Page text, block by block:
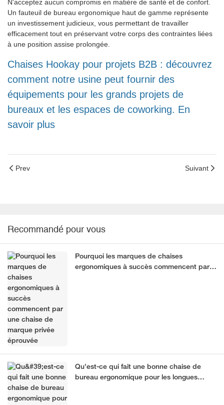
N'acceptez aucun compromis en matière de santé et de confort.
Un fauteuil de bureau ergonomique haut de gamme représente
un investissement judicieux, vous permettant de travailler
efficacement tout en préservant votre corps des contraintes liées
à une position assise prolongée.
Chaises Hookay pour projets B2B : découvrez
comment notre usine peut fournir des
équipements pour les grands projets de
bureaux et les espaces de coworking. En
savoir plus
Prev Suivant
Recommandé pour vous
Pourquoi les marques de chaises
ergonomiques à succès commencent par
Qu'est-ce qui fait une bonne chaise de
bureau ergonomique pour les longues